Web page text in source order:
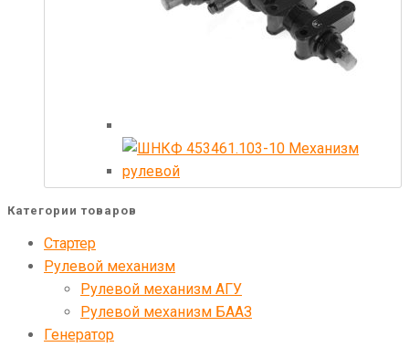
Категории товаров
Стартер
Рулевой механизм
Рулевой механизм АГУ
Рулевой механизм БААЗ
Генератор